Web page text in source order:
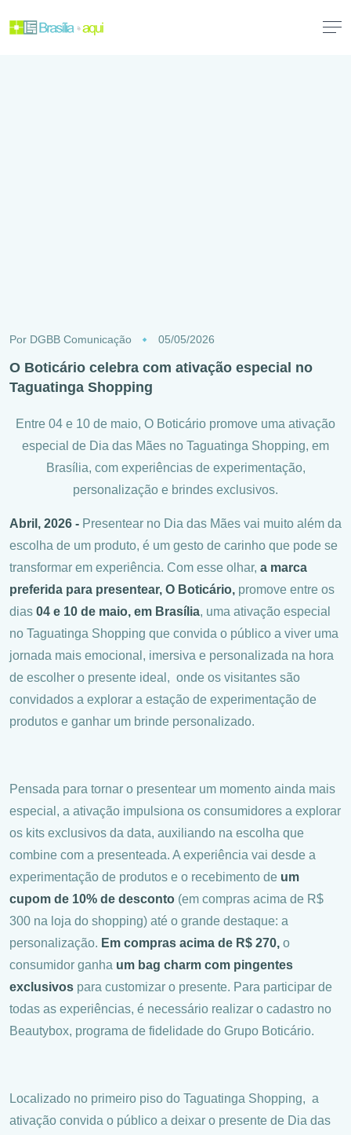
Por DGBB Comunicação 05/05/2026
O Boticário celebra com ativação especial no
Taguatinga Shopping
Entre 04 e 10 de maio, O Boticário promove uma ativação
especial de Dia das Mães no Taguatinga Shopping, em
Brasília, com experiências de experimentação,
personalização e brindes exclusivos.
Abril, 2026 - Presentear no Dia das Mães vai muito além da
escolha de um produto, é um gesto de carinho que pode se
transformar em experiência. Com esse olhar, a marca
preferida para presentear, O Boticário, promove entre os
dias 04 e 10 de maio, em Brasília, uma ativação especial
no Taguatinga Shopping que convida o público a viver uma
jornada mais emocional, imersiva e personalizada na hora
de escolher o presente ideal, onde os visitantes são
convidados a explorar a estação de experimentação de
produtos e ganhar um brinde personalizado.
Pensada para tornar o presentear um momento ainda mais
especial, a ativação impulsiona os consumidores a explorar
os kits exclusivos da data, auxiliando na escolha que
combine com a presenteada. A experiência vai desde a
experimentação de produtos e o recebimento de um
cupom de 10% de desconto (em compras acima de R$
300 na loja do shopping) até o grande destaque: a
personalização. Em compras acima de R$ 270, o
consumidor ganha um bag charm com pingentes
exclusivos para customizar o presente. Para participar de
todas as experiências, é necessário realizar o cadastro no
Beautybox, programa de fidelidade do Grupo Boticário.
Localizado no primeiro piso do Taguatinga Shopping, a
ativação convida o público a deixar o presente de Dia das